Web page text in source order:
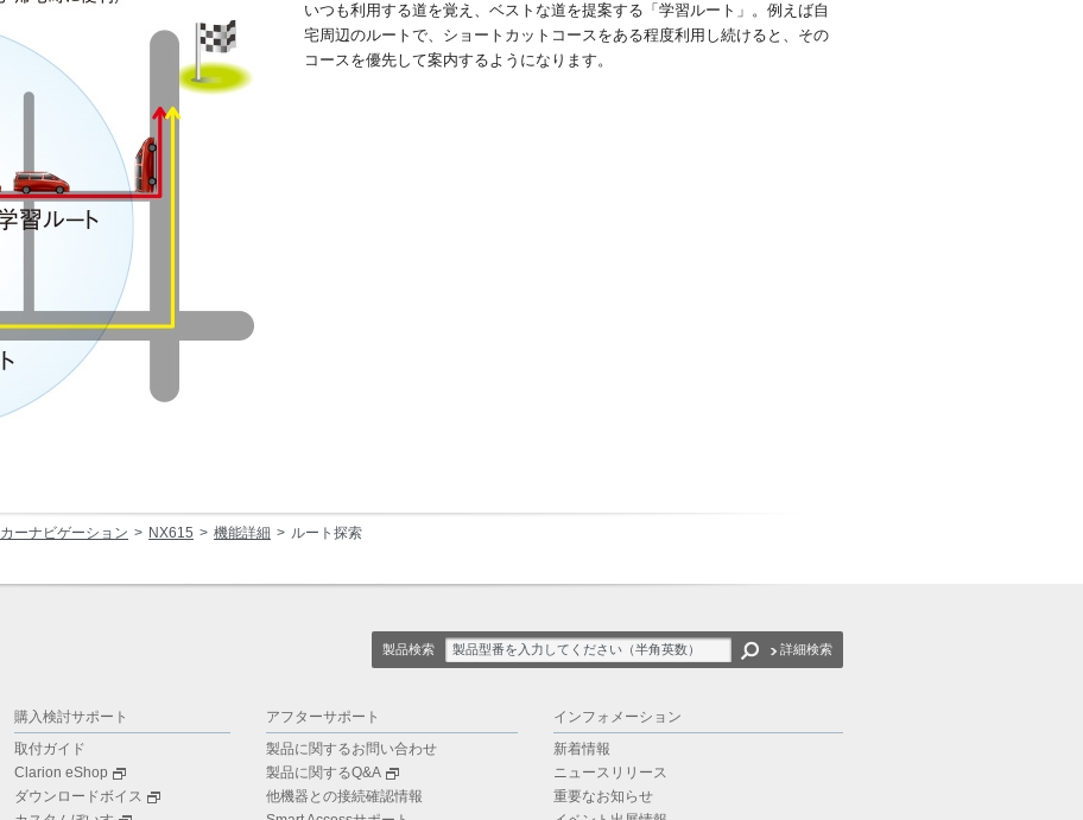
いつも利用する道を覚え、ベストな道を提案する「学習ルート」。例えば自
宅周辺のルートで、ショートカットコースをある程度利用し続けると、その
コースを優先して案内するようになります。
カーナビゲーション NX615 機能詳細 ルート探索
製品検索 詳細検索
購入検討サポート
取付ガイド
Clarion eShop
ダウンロードボイス
アフターサポート
製品に関するお問い合わせ
製品に関するQ&A
他機器との接続確認情報
インフォメーション
新着情報
ニュースリリース
重要なお知らせ